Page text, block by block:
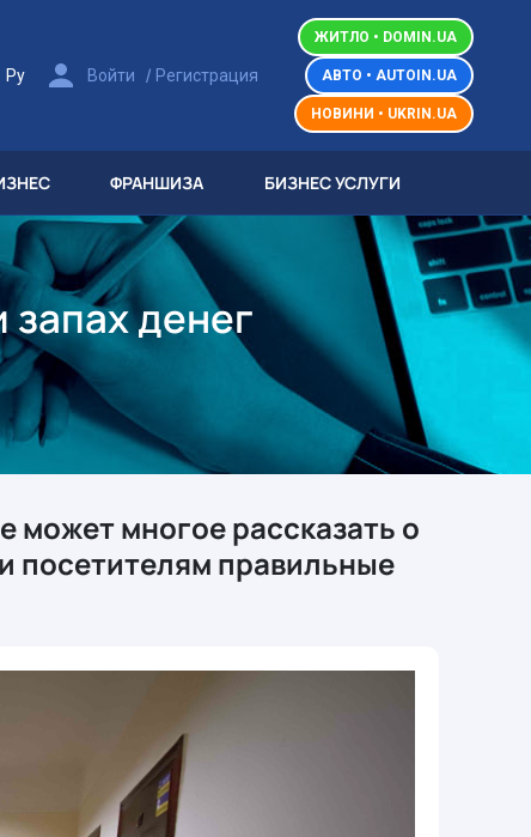
Ру Войти / Регистрация
ЖИТЛО • DOMIN.UA
АВТО • AUTOIN.UA
НОВИНИ • UKRIN.UA
ФРАНШИЗА БИЗНЕС УСЛУГИ
денег
может многое рассказать о
посетителям правильные